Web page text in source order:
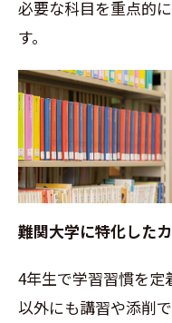
必要な科目を重点的
す。
難関大学に特化した
4年生で学習習慣を定
以外にも講習や添削